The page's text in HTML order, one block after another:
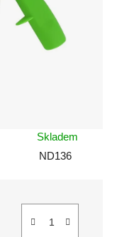
Skladem
ND136